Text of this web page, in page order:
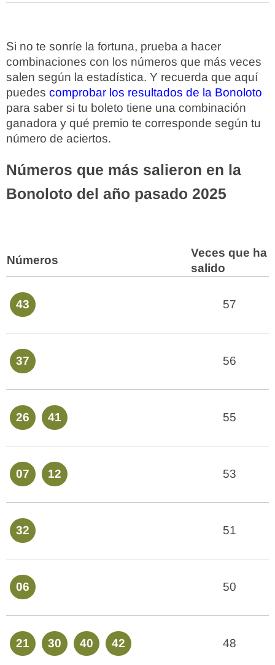
Si no te sonríe la fortuna, prueba a hacer
combinaciones con los números que más veces
salen según la estadística. Y recuerda que aquí
puedes comprobar los resultados de la Bonoloto
para saber si tu boleto tiene una combinación
ganadora y qué premio te corresponde según tu
número de aciertos.
Números que más salieron en la
Bonoloto del año pasado 2025
Números
Veces que ha
salido
43 57
37 56
26 41 55
07 12 53
32 51
06 50
21 30 40 42 48